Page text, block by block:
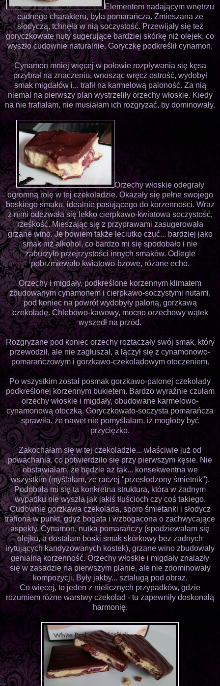
Elementem nadającym wnętrzu
cudnego charakteru, była pomarańcza. Zmieszana ze
słodyczą, tchnęła w nią soczystość. Przewijały się też
goryczkowate nuty sugerujące bardziej skórkę niż olejek, co
wyszło cudownie naturalnie. Goryczkę podkreślił cynamon.
Cynamon mniej więcej w połowie rozpływania się kęsa
przybrał na znaczeniu, wnosząc wręcz ostrość, wydobył
smak migdałów i... trafił na karmelową paloność. Za nią
niemal na pierwszy plan wystrzeliły orzechy włoskie. Kiedy
na nie trafiałam, nie musiałam ich rozgryzać, by dominowały.
Orzechy włoskie odegrały
ogromną rolę w tej czekoladzie. Okazały się pełne swojego
boskiego smaku, idealnie pasującego do korzenności. Wraz
z nimi odezwała się lekko cierpkawo-kwiatowa soczystość,
rześkość. Mieszając się z przyprawami zasugerowała
grzane wino. Je bowiem także leciutko czuć... bardziej jako
smak niż alkohol, co bardzo mi się spodobało i nie
zaburzyło przejrzystości innych smaków. Odlegle
pobrzmiewało kwiatowo-bzowe, różane echo.
Orzechy i migdały, podkreślone korzennym klimatem
zbudowanym cynamonem i cierpkawo-soczystymi nutami,
pod koniec na powrót wydobyły paloną, gorzkawą
czekoladę. Chlebowo-kawowy, mocno orzechowy wątek
wyszedł na przód.
Rozgryzane pod koniec orzechy roztaczały swój smak, który
przewodził, ale nie zagłuszał, a łączył się z cynamonowo-
pomarańczowym i gorzkawo-czekoladowym otoczeniem.
Po wszystkim został posmak gorzkawo-palonej czekolady
podkreślonej korzennym bukietem. Bardzo wyraźnie czułam
orzechy włoskie i migdały, obudowane karmelowo-
cynamonową otoczką. Goryczkowato-soczysta pomarańcza
sprawiła, że nawet nie pomyślałam, iż mogłoby być
przyciężko.
Zakochałam się w tej czekoladzie... właściwie już od
powąchania, co potwierdziło się przy pierwszym kęsie. Nie
obstawiałam, że będzie aż tak... konsekwentna we
wszystkim (myślałam, że raczej "przesłodzony śmietnik").
Podobała mi się ta konkretna struktura, która w żadnym
wypadku nie wyszła jak jakiś tłuścioch czy coś takiego.
Cudownie gorzkawa czekolada, sporo śmietanki i słodycz
trafiona w punkt, gdyż bogata i wzbogacona o zachwycające
aspekty. Cynamon, nutka pomarańczy (spodziewałam się
olejku, a dostałam boski smak skórkowy bez żadnych
irytujących kandyzowanych kostek), grzane wino zbudowały
genialną korzenność. Orzechy włoskie i migdały znalazły
się w zasadzie na pierwszym planie, ale nie zdominowały
kompozycji. Były jakby... sztalugą pod obraz.
Co więcej, to jeden z nielicznych przypadków, gdzie
rozumiem różne warstwy czekolad - tu zapewniły doskonałą
harmonię.